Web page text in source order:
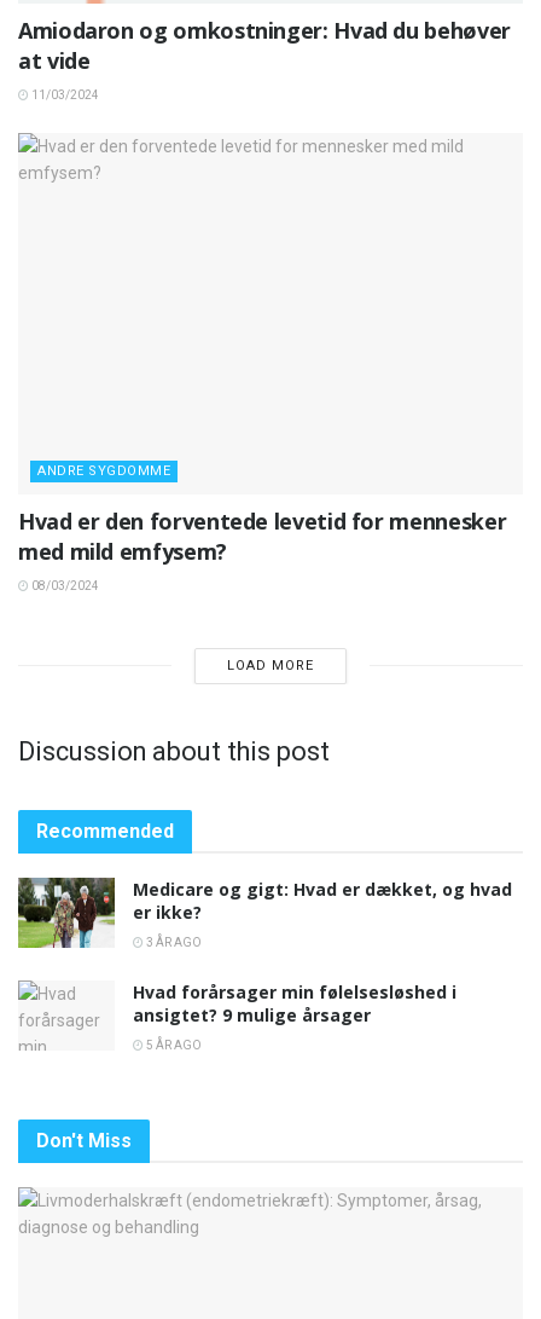
Amiodaron og omkostninger: Hvad du behøver
at vide
11/03/2024
ANDRE SYGDOMME
Hvad er den forventede levetid for mennesker
med mild emfysem?
08/03/2024
LOAD MORE
Discussion about this post
Recommended
Medicare og gigt: Hvad er dækket, og hvad
er ikke?
3 ÅR AGO
Hvad forårsager min følelsesløshed i
ansigtet? 9 mulige årsager
5 ÅR AGO
Don't Miss